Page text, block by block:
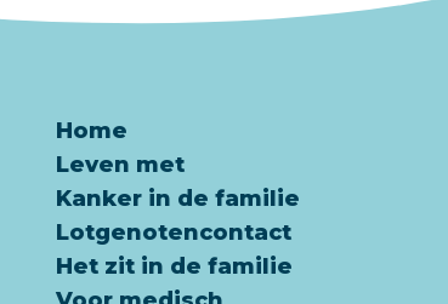
Home
Leven met
Kanker in de familie
Lotgenotencontact
Het zit in de familie